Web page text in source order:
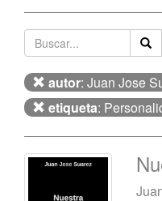
autor: Juan Jose
etiqueta: